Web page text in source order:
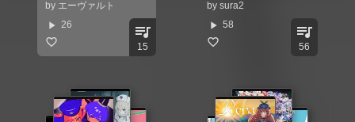
by エーヴァルト
play_arrow 26 queue_music
15
by sura2
play_arrow 58 queue_music
56